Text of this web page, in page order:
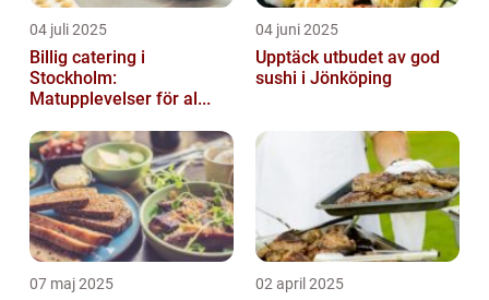
04 juli 2025
Billig catering i
Stockholm:
Matupplevelser för al...
04 juni 2025
Upptäck utbudet av god
sushi i Jönköping
07 maj 2025 02 april 2025